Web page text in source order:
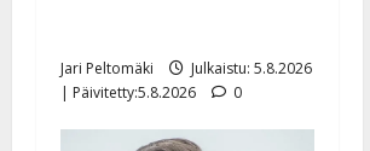
Jari Peltomäki
Julkaistu: 5.8.2026
| Päivitetty:5.8.2026
0